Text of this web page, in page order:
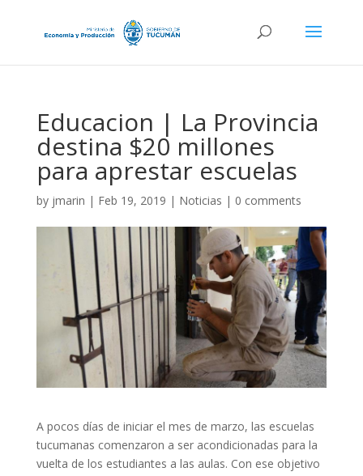
Educacion | La Provincia
destina $20 millones
para aprestar escuelas
by jmarin | Feb 19, 2019 | Noticias | 0 comments
A pocos días de iniciar el mes de marzo, las escuelas
tucumanas comenzaron a ser acondicionadas para la
vuelta de los estudiantes a las aulas. Con ese objetivo